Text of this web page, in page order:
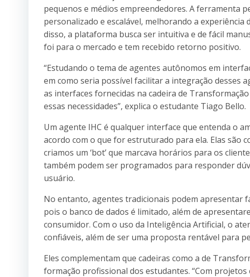
pequenos e médios empreendedores. A ferramenta
personalizado e escalável, melhorando a
disso, a plataforma busca ser intuitiva e de fácil
foi para o mercado e tem recebido retorno positivo.
“Estudando o tema de agentes autônomos em
em como seria possível facilitar a integração desses
as interfaces fornecidas na cadeira de
essas necessidades”, explica o estudante Tiago Bello.
Um agente IHC é qualquer interface que entenda o
acordo com o que for estruturado para ela. Elas são
criamos um ‘bot’ que marcava horários para os
também podem ser programados para responder
usuário.
No entanto, agentes tradicionais podem apresentar
pois o banco de dados é limitado, além de
consumidor. Com o uso da Inteligência Artificial, o
confiáveis, além de ser uma proposta rentável para
Eles complementam que cadeiras como a de
formação profissional dos estudantes. “Com